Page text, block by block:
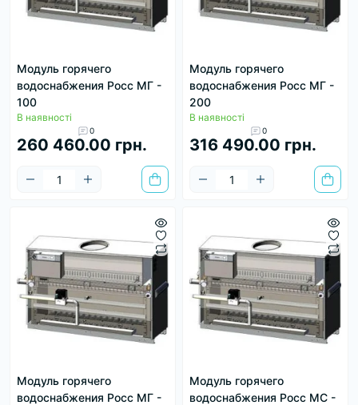
Модуль горячего
водоснабжения Росс МГ -
100
В наявності
0
260 460.00 грн.
Модуль горячего
водоснабжения Росс МГ -
200
В наявності
0
316 490.00 грн.
Модуль горячего
водоснабжения Росс МГ -
Модуль горячего
водоснабжения Росс МС -